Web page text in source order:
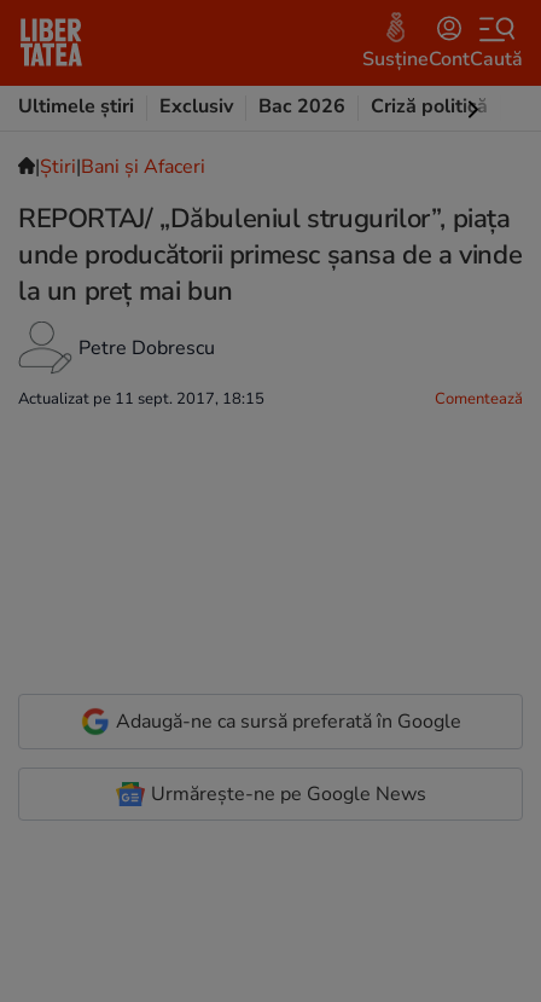
SusțineContCaută
Ultimele știri
Exclusiv Bac 2026 Criză politică
|Ştiri|Bani și Afaceri
REPORTAJ/ „Dăbuleniul strugurilor”, piața
unde producătorii primesc șansa de a vinde
la un preț mai bun
Petre Dobrescu
Actualizat pe 11 sept. 2017, 18:15 Comentează
Adaugă-ne ca sursă preferată în Google
Urmărește-ne pe Google News